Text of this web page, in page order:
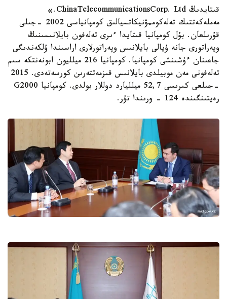
قىتايدىڭ ChinaTelecommunicationsCorp. Ltd.»
مەملەكەتتىك تەلەكوممۋنيكاتسيالىق كومپانياسى 2002 -جىلى
قۇرىلعان. بۇل كومپانيا قىتايدا ءىرى تەلەفون بايلانىسىنىڭ
وپەراتورى جانە ۇيالى بايلانىس وپەراتورلارى اراسىندا ۇلكەندىگى
جاعىنان ءۇشىنشى كومپانيا. كومپانيا 216 ميلليون ابونەنتكە سىم
تەلەفونى مەن موبيلدى بايلانىس قىزمەتتەرىن كورسەتەدى. 2015
-جىلعى كىرىسى 52,7 ميلليارد دوللار بولدى. كومپانيا G2000
رەيتىنگىندە 124 - ورىندا تۇر.